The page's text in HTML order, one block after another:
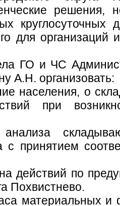
решения,
круглосуточных
для организаций
ГО и ЧС
А.Н. организовать:
населения, о
при
с принятием
действий по
Похвистнево.
материальных и